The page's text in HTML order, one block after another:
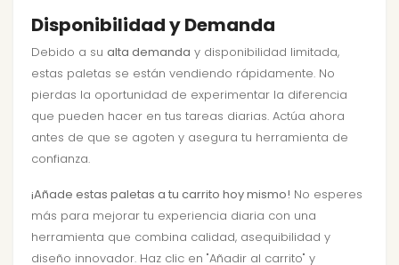
Disponibilidad y Demanda
Debido a su alta demanda y disponibilidad limitada,
estas paletas se están vendiendo rápidamente. No
pierdas la oportunidad de experimentar la diferencia
que pueden hacer en tus tareas diarias. Actúa ahora
antes de que se agoten y asegura tu herramienta de
confianza.
¡Añade estas paletas a tu carrito hoy mismo! No esperes
más para mejorar tu experiencia diaria con una
herramienta que combina calidad, asequibilidad y
diseño innovador. Haz clic en "Añadir al carrito" y